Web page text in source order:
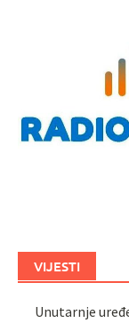
VIJESTI
Unutarnje